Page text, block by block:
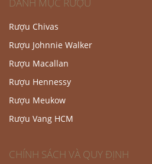
Rượu Chivas
Rượu Johnnie Walker
Rượu Macallan
Rượu Hennessy
Rượu Meukow
Rượu Vang HCM
CHÍNH SÁCH VÀ QUY ĐỊNH